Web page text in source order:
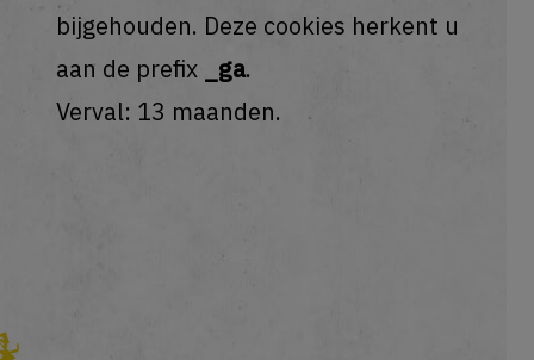
bijgehouden. Deze cookies herkent u
aan de prefix
_ga.
Verval: 13 maanden.